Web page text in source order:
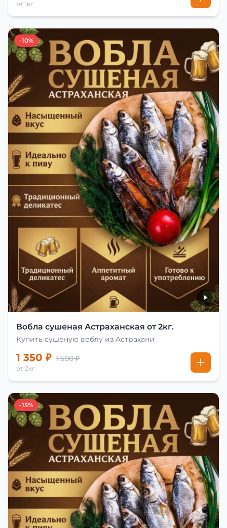
от 1кг
-10%
Вобла сушеная Астраханская от 2кг.
Купить сушёную воблу из Астрахани
1 350 ₽ 1 500 ₽
от 2кг
-15%